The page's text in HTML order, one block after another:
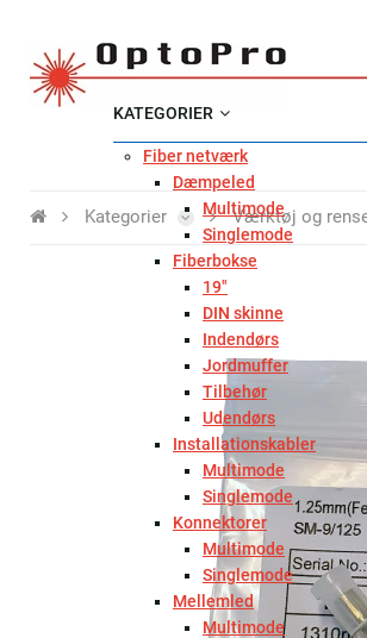
KATEGORIER
Fiber netværk
Dæmpeled
Multimode
Singlemode
Fiberbokse
19"
DIN skinne
Indendørs
Jordmuffer
Tilbehør
Udendørs
Installationskabler
Multimode
Singlemode
Konnektorer
Multimode
Singlemode
Mellemled
Multimode
Kategorier Værktøj og